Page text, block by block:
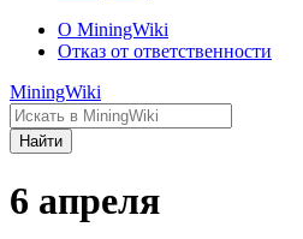
О MiningWiki
Отказ от ответственности
MiningWiki
Найти
6 апреля